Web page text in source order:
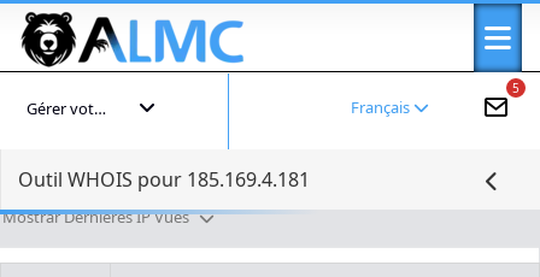
5
Français
Gérer votre compte
Outil WHOIS pour 185.169.4.181
Mostrar Dernières IP Vues